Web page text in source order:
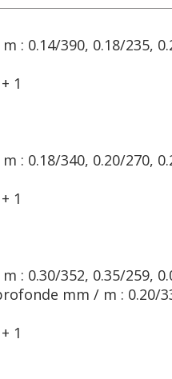
: 0.14/390, 0.18/235,
1
: 0.18/340, 0.20/270,
1
: 0.30/352, 0.35/259,
mm / m : 0.20/
1